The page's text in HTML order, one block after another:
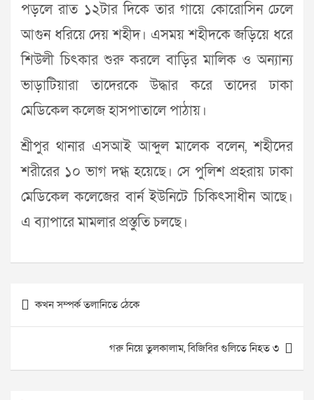
পড়লে রাত ১২টার দিকে তার গায়ে কোরোসিন ঢেলে
আগুন ধরিয়ে দেয় শহীদ। এসময় শহীদকে জড়িয়ে ধরে
শিউলী চিৎকার শুরু করলে বাড়ির মালিক ও অন্যান্য
ভাড়াটিয়ারা তাদেরকে উদ্ধার করে তাদের ঢাকা
মেডিকেল কলেজ হাসপাতালে পাঠায়।
শ্রীপুর থানার এসআই আব্দুল মালেক বলেন, শহীদের
শরীরের ১০ ভাগ দগ্ধ হয়েছে। সে পুলিশ প্রহরায় ঢাকা
মেডিকেল কলেজের বার্ন ইউনিটে চিকিৎসাধীন আছে।
এ ব্যাপারে মামলার প্রস্তুতি চলছে।
Post
navigation
কখন সম্পর্ক তলানিতে ঠেকে
গরু নিয়ে তুলকালাম, বিজিবির গুলিতে নিহত ৩